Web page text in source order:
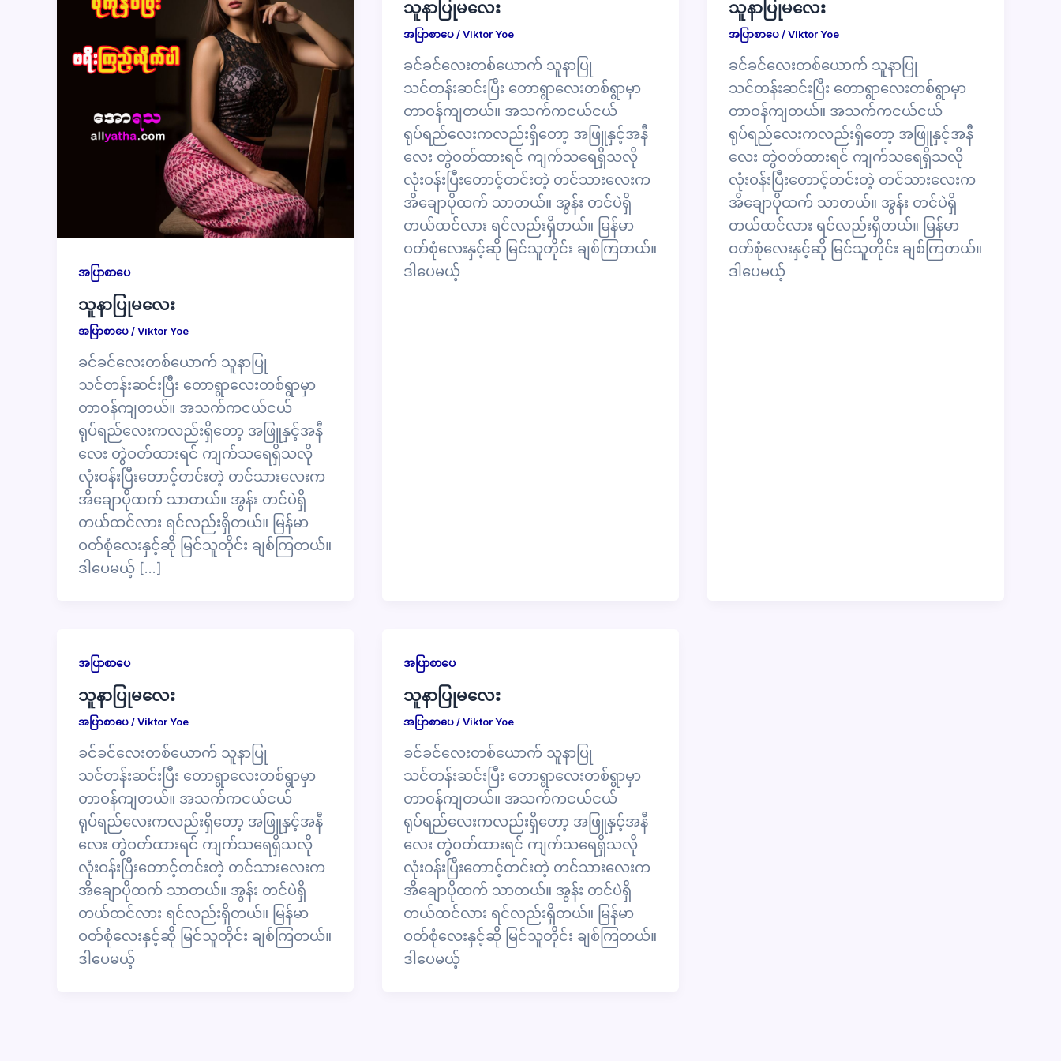
အပြာစာပေ
သူနာပြုမလေး
အပြာစာပေ/Viktor Yoe
ခင်ခင်လေးတစ်ယောက် သူနာပြု
သင်တန်းဆင်းပြီး တောရွာလေးတစ်ရွာမှာ
တာဝန်ကျတယ်။ အသက်ကငယ်ငယ်
ရုပ်ရည်လေးကလည်းရှိတော့ အဖြူနှင့်အနီ
လေး တွဲဝတ်ထားရင် ကျက်သရေရှိသလို
လုံးဝန်းပြီးတောင့်တင်းတဲ့ တင်သားလေးက
အိချောပိုထက် သာတယ်။ အွန်း တင်ပဲရှိ
တယ်ထင်လား ရင်လည်းရှိတယ်။ မြန်မာ
ဝတ်စုံလေးနှင့်ဆို မြင်သူတိုင်း ချစ်ကြတယ်။
ဒါပေမယ့် […]
သူနာပြုမလေး
အပြာစာပေ/Viktor Yoe
ခင်ခင်လေးတစ်ယောက် သူနာပြု
သင်တန်းဆင်းပြီး တောရွာလေးတစ်ရွာမှာ
တာဝန်ကျတယ်။ အသက်ကငယ်ငယ်
ရုပ်ရည်လေးကလည်းရှိတော့ အဖြူနှင့်အနီ
လေး တွဲဝတ်ထားရင် ကျက်သရေရှိသလို
လုံးဝန်းပြီးတောင့်တင်းတဲ့ တင်သားလေးက
အိချောပိုထက် သာတယ်။ အွန်း တင်ပဲရှိ
တယ်ထင်လား ရင်လည်းရှိတယ်။ မြန်မာ
ဝတ်စုံလေးနှင့်ဆို မြင်သူတိုင်း ချစ်ကြတယ်။
ဒါပေမယ့်
သူနာပြုမလေး
အပြာစာပေ/Viktor Yoe
ခင်ခင်လေးတစ်ယောက် သူနာပြု
သင်တန်းဆင်းပြီး တောရွာလေးတစ်ရွာမှာ
တာဝန်ကျတယ်။ အသက်ကငယ်ငယ်
ရုပ်ရည်လေးကလည်းရှိတော့ အဖြူနှင့်အနီ
လေး တွဲဝတ်ထားရင် ကျက်သရေရှိသလို
လုံးဝန်းပြီးတောင့်တင်းတဲ့ တင်သားလေးက
အိချောပိုထက် သာတယ်။ အွန်း တင်ပဲရှိ
တယ်ထင်လား ရင်လည်းရှိတယ်။ မြန်မာ
ဝတ်စုံလေးနှင့်ဆို မြင်သူတိုင်း ချစ်ကြတယ်။
ဒါပေမယ့်
အပြာစာပေ
သူနာပြုမလေး
အပြာစာပေ/Viktor Yoe
ခင်ခင်လေးတစ်ယောက် သူနာပြု
သင်တန်းဆင်းပြီး တောရွာလေးတစ်ရွာမှာ
တာဝန်ကျတယ်။ အသက်ကငယ်ငယ်
ရုပ်ရည်လေးကလည်းရှိတော့ အဖြူနှင့်အနီ
လေး တွဲဝတ်ထားရင် ကျက်သရေရှိသလို
လုံးဝန်းပြီးတောင့်တင်းတဲ့ တင်သားလေးက
အိချောပိုထက် သာတယ်။ အွန်း တင်ပဲရှိ
တယ်ထင်လား ရင်လည်းရှိတယ်။ မြန်မာ
ဝတ်စုံလေးနှင့်ဆို မြင်သူတိုင်း ချစ်ကြတယ်။
ဒါပေမယ့်
အပြာစာပေ
သူနာပြုမလေး
အပြာစာပေ/Viktor Yoe
ခင်ခင်လေးတစ်ယောက် သူနာပြု
သင်တန်းဆင်းပြီး တောရွာလေးတစ်ရွာမှာ
တာဝန်ကျတယ်။ အသက်ကငယ်ငယ်
ရုပ်ရည်လေးကလည်းရှိတော့ အဖြူနှင့်အနီ
လေး တွဲဝတ်ထားရင် ကျက်သရေရှိသလို
လုံးဝန်းပြီးတောင့်တင်းတဲ့ တင်သားလေးက
အိချောပိုထက် သာတယ်။ အွန်း တင်ပဲရှိ
တယ်ထင်လား ရင်လည်းရှိတယ်။ မြန်မာ
ဝတ်စုံလေးနှင့်ဆို မြင်သူတိုင်း ချစ်ကြတယ်။
ဒါပေမယ့်